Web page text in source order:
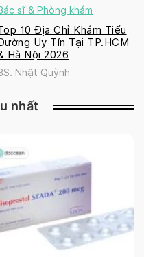
sĩ & Phòng khám
10 Địa Chỉ Khám Tiểu
Uy Tín Tại TP.HCM
Hà Nội 2026
Nhật Quỳnh
nhất